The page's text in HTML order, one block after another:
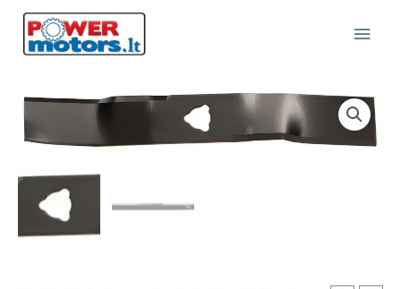
Pereiti
turinio
produkto
kiekis:
peilis
traktoriukui
STIGA